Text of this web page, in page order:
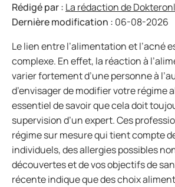
Rédigé par : La rédaction de
Dernière modification : 06-08-2026
Le lien entre l’alimentation et l’acné
complexe. En effet, la réaction à
varier fortement d’une personne à
d’envisager de modifier votre régime
essentiel de savoir que cela doit
supervision d’un expert. Ces
régime sur mesure qui tient compte
individuels, des allergies possibles
découvertes et de vos objectifs de
récente indique que des choix